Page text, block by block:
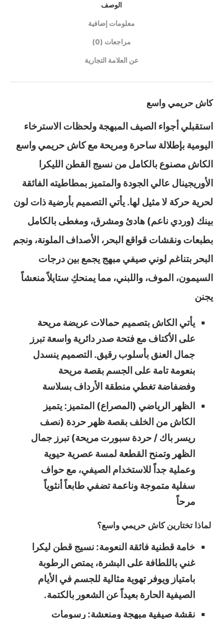
الوصف
معلومات إضافية
مراجعات (0)
عن العلامة التجارية
كاش حريمي واسع
استقبلي أجواء الصيف المبهجة ولحظات الاسترخاء
اليومية بإطلالة ساحرة ومريحة مع كاش حريمي واسع
الكاش مصنوع بالكامل من نسيج القطن الليكرا
الأوريجينال عالي الجودة والمتميز بمطاطيته الفائقة
لحرية حركة لا مثيل لها. يأتي التصميم بأرضية ذات لون
بينك (وردي ناعم) هادئ ومشرق، ومغطى بالكامل
بطبعات ونقشات قواقع البحر، الأصداف الملونة، ونجم
البحر بتناغم لوني صيفي مبهج يجمع بين درجات
السيمون، الموف، واللبني، مما يمنحكِ ستايلاً منعشاً
يجنن
يأتي الكاش بتصميم حمالات عريضة مريحة
على الأكتاف مع فتحة صدر دائرية واسعة تبرز
جمال العنق بأسلوب رقيق. التصميم ينسدل
بنعومة تامة على الجسم بقصة مريحة
وفضفاضة تغطي منطقة الأرداف بسلاسة
الظهر الرياضي (المصراع) المتميز: يتميز
الكاش من الخلف بقصة ظهر حردة (نصف
ريسر باك / حردة سبورت مريحة) تبرز جمال
الظهر وتمنح القطعة لمسة عصرية حيوية
وعملية جداً للاستخدام الصيفي، مع حواف
سفلية متموجة وناعمة تضفي طابعاً أنثوياً
مرحاً
لماذا تختارين كاش حريمي واسع؟
خامة قطنية فائقة النعومة: نسيج قطن ليكرا
غني باللطافة على البشرة، يمتص الرطوبة
بامتياز ويوفر تهوية مثالية للجسم في الأيام
الصيفية الحارة بعيداً عن الشعور بالكتمة.
نقشة صيفية مبهجة ومنعشة: رسومات